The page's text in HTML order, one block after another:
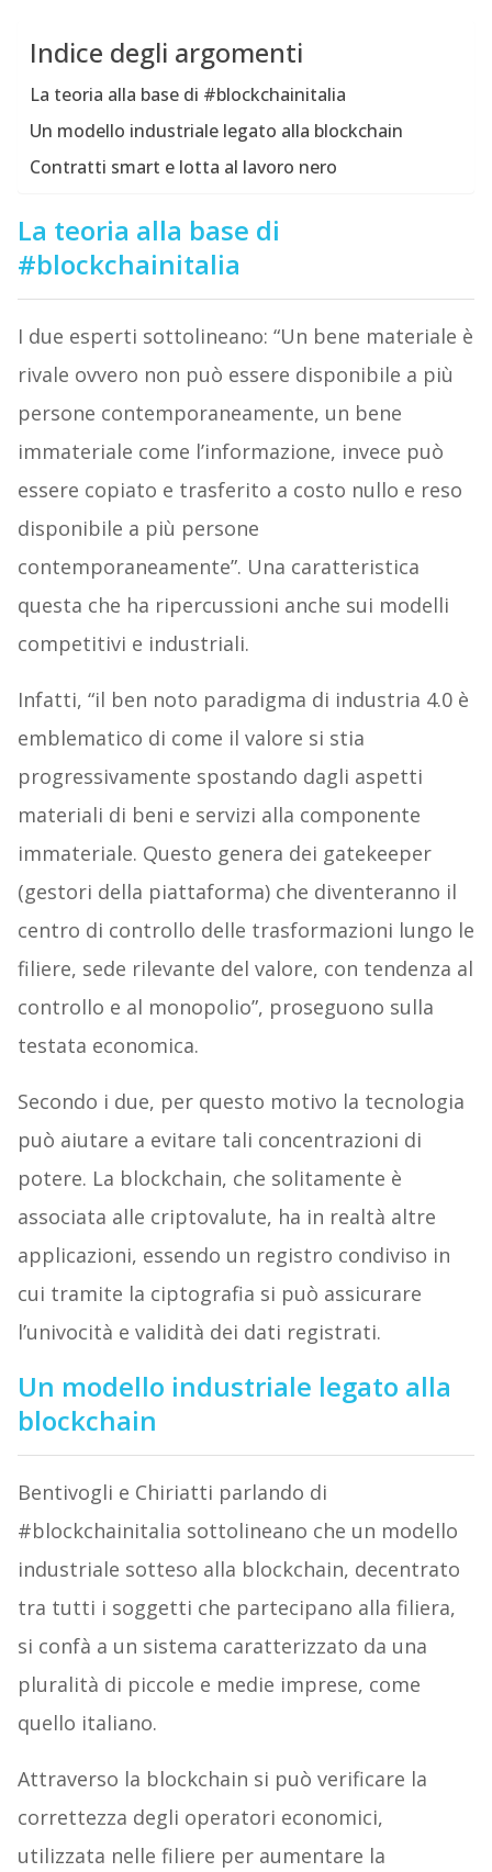
Indice degli argomenti
La teoria alla base di #blockchainitalia
Un modello industriale legato alla blockchain
Contratti smart e lotta al lavoro nero
La teoria alla base di
#blockchainitalia
I due esperti sottolineano: “Un bene materiale è
rivale ovvero non può essere disponibile a più
persone contemporaneamente, un bene
immateriale come l’informazione, invece può
essere copiato e trasferito a costo nullo e reso
disponibile a più persone
contemporaneamente”. Una caratteristica
questa che ha ripercussioni anche sui modelli
competitivi e industriali.
Infatti, “il ben noto paradigma di industria 4.0 è
emblematico di come il valore si stia
progressivamente spostando dagli aspetti
materiali di beni e servizi alla componente
immateriale. Questo genera dei gatekeeper
(gestori della piattaforma) che diventeranno il
centro di controllo delle trasformazioni lungo le
filiere, sede rilevante del valore, con tendenza al
controllo e al monopolio”, proseguono sulla
testata economica.
Secondo i due, per questo motivo la tecnologia
può aiutare a evitare tali concentrazioni di
potere. La blockchain, che solitamente è
associata alle criptovalute, ha in realtà altre
applicazioni, essendo un registro condiviso in
cui tramite la ciptografia si può assicurare
l’univocità e validità dei dati registrati.
Un modello industriale legato alla
blockchain
Bentivogli e Chiriatti parlando di
#blockchainitalia sottolineano che un modello
industriale sotteso alla blockchain, decentrato
tra tutti i soggetti che partecipano alla filiera,
si confà a un sistema caratterizzato da una
pluralità di piccole e medie imprese, come
quello italiano.
Attraverso la blockchain si può verificare la
correttezza degli operatori economici,
utilizzata nelle filiere per aumentare la